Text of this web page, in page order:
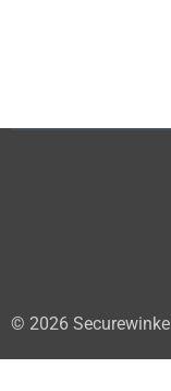
© 2026 Securewinkel